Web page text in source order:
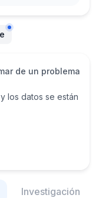
de un problema
los datos se están
Investigación